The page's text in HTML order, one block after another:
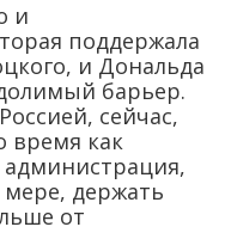
и
поддержала
и Дональда
барьер.
сейчас,
время как
держать
от